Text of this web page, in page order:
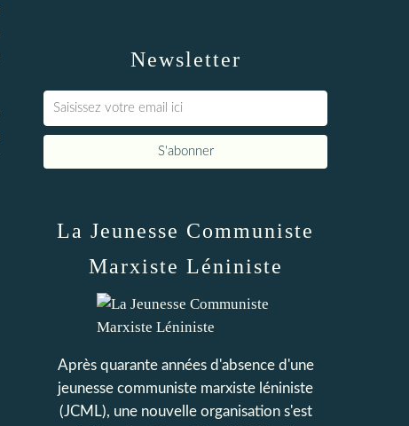
Newsletter
La Jeunesse Communiste
Marxiste Léniniste
Après quarante années d'absence d'une
jeunesse communiste marxiste léniniste
(JCML), une nouvelle organisation s'est